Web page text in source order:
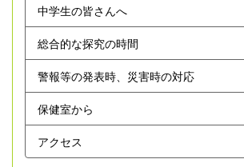
中学生の皆さんへ
総合的な探究の時間
警報等の発表時、災害時の対応
保健室から
アクセス